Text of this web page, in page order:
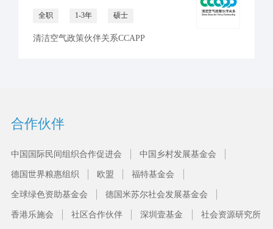
全职 1-3年 硕士
清洁空气政策伙伴关系CCAPP
合作伙伴
中国国际民间组织合作促进会 中国乡村发展基金会
德国世界粮惠组织 欧盟 福特基金会
全球绿色资助基金会 德国米苏尔社会发展基金会
香港乐施会 社区合作伙伴 深圳壹基金 社会资源研究所